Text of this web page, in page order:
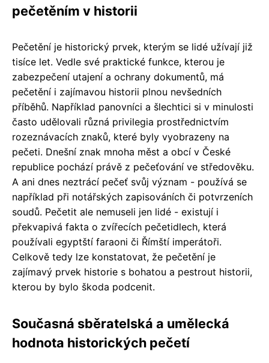
pečetěním v historii
Pečetění je historický prvek, kterým se lidé užívají již
tisíce let. Vedle své praktické funkce, kterou je
zabezpečení utajení a ochrany dokumentů, má
pečetění i zajímavou historii plnou nevšedních
příběhů. Například panovníci a šlechtici si v minulosti
často udělovali různá privilegia prostřednictvím
rozeznávacích znaků, které byly vyobrazeny na
pečeti. Dnešní znak mnoha měst a obcí v České
republice pochází právě z pečeťování ve středověku.
A ani dnes neztrácí pečeť svůj význam - používá se
například při notářských zapisováních či potvrzeních
soudů. Pečetit ale nemuseli jen lidé - existují i
překvapivá fakta o zvířecích pečetidlech, která
používali egyptští faraoni či Římští imperátoři.
Celkově tedy lze konstatovat, že pečetění je
zajímavý prvek historie s bohatou a pestrout historii,
kterou by bylo škoda podcenit.
Současná sběratelská a umělecká
hodnota historických pečetí